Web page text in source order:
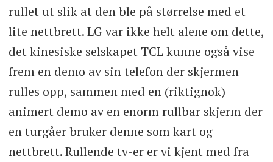
rullet ut slik at den ble på størrelse med et
lite nettbrett. LG var ikke helt alene om dette,
det kinesiske selskapet TCL kunne også vise
frem en demo av sin telefon der skjermen
rulles opp, sammen med en (riktignok)
animert demo av en enorm rullbar skjerm der
en turgåer bruker denne som kart og
nettbrett. Rullende tv-er er vi kjent med fra